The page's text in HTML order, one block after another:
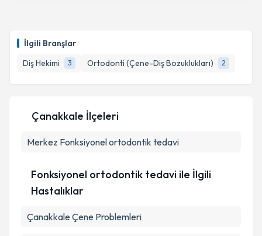
İlgili Branşlar
Diş Hekimi
3 Ortodonti (Çene-Diş Bozuklukları) 2
takvim hazırlandığında e-posta ile bilgilendireceğiz.
E-posta Adresiniz
Metni'ni okudum ve kişisel verilerimin belirtilen
Çanakkale İlçeleri
Merkez Fonksiyonel ortodontik tedavi
Fonksiyonel ortodontik tedavi ile İlgili
Hastalıklar
Çanakkale Çene Problemleri